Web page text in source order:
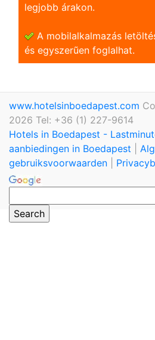
legjobb árakon.
A mobilalkalmazás
és egyszerũen foglalhat.
www.hotelsinboedapest.com
2026 Tel: +36 (1) 227-9614
Hotels in Boedapest -
aanbiedingen in Boedapest
gebruiksvoorwaarden